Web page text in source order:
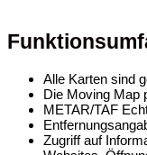
Alle Karten sind
Die Moving Map
METAR/TAF
Zugriff auf